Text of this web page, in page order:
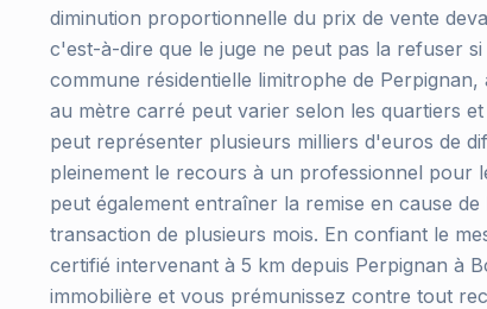
diminution proportionnelle du prix de vente
c'est-à-dire que le juge ne peut pas la refuser
commune résidentielle limitrophe de
au mètre carré peut varier selon les quartiers
peut représenter plusieurs milliers d'euros de
pleinement le recours à un professionnel pour
peut également entraîner la remise en cause
transaction de plusieurs mois. En confiant le
certifié intervenant à 5 km depuis Perpignan à
immobilière et vous prémunissez contre tout